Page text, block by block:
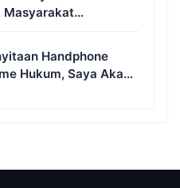
Masyarakat
Pidana Pembakaran
Handphone
Hukum, Saya Akan